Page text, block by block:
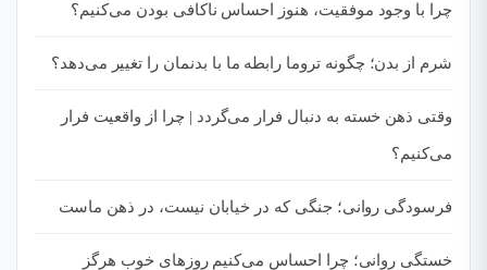
چرا با وجود موفقیت، هنوز احساس ناکافی بودن می‌کنیم؟
شرم از بدن؛ چگونه تروما رابطه ما با بدنمان را تغییر می‌دهد؟
وقتی ذهن خسته به دنبال فرار می‌گردد | چرا از واقعیت فرار
می‌کنیم؟
فرسودگی روانی؛ جنگی که در خیابان نیست، در ذهن ماست
خستگی روانی؛ چرا احساس می‌کنیم روزهای خوب هرگز